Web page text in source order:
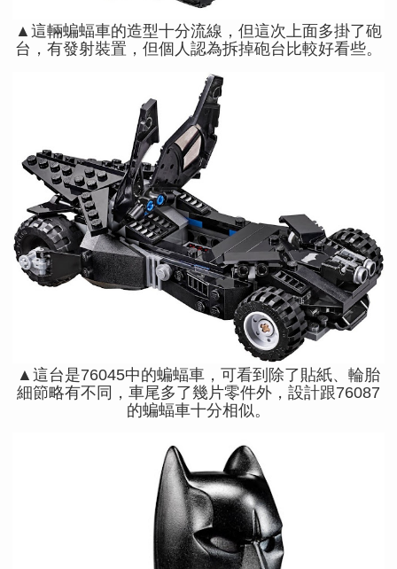
▲這輛蝙蝠車的造型十分流線，但這次上面多掛了砲
台，有發射裝置，但個人認為拆掉砲台比較好看些。
▲這台是76045中的蝙蝠車，可看到除了貼紙、輪胎
細節略有不同，車尾多了幾片零件外，設計跟76087
的蝙蝠車十分相似。